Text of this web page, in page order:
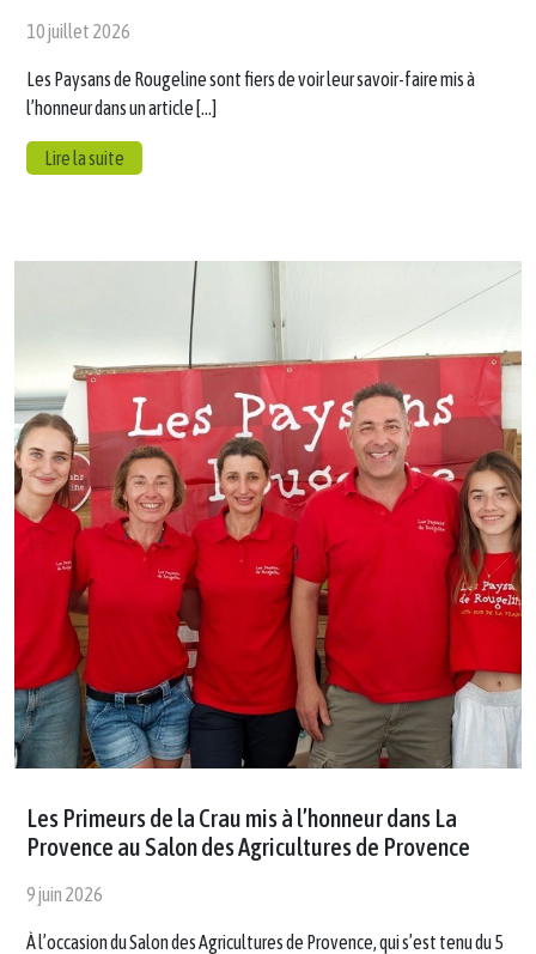
10 juillet 2026
Les Paysans de Rougeline sont fiers de voir leur savoir-faire mis à
l’honneur dans un article […]
Lire la suite
Les Primeurs de la Crau mis à l’honneur dans La
Provence au Salon des Agricultures de Provence
9 juin 2026
À l’occasion du Salon des Agricultures de Provence, qui s’est tenu du 5